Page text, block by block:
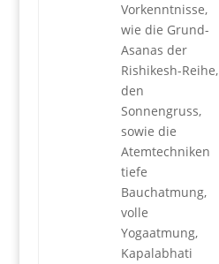
Vorkenntnisse,
wie die Grund-
Asanas der
Rishikesh-Reihe,
den
Sonnengruss,
sowie die
Atemtechniken
tiefe
Bauchatmung,
volle
Yogaatmung,
Kapalabhati